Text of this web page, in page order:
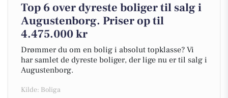
Top 6 over dyreste boliger til salg i
Augustenborg. Priser op til
4.475.000 kr
Drømmer du om en bolig i absolut topklasse? Vi
har samlet de dyreste boliger, der lige nu er til salg i
Augustenborg.
Kilde: Boliga